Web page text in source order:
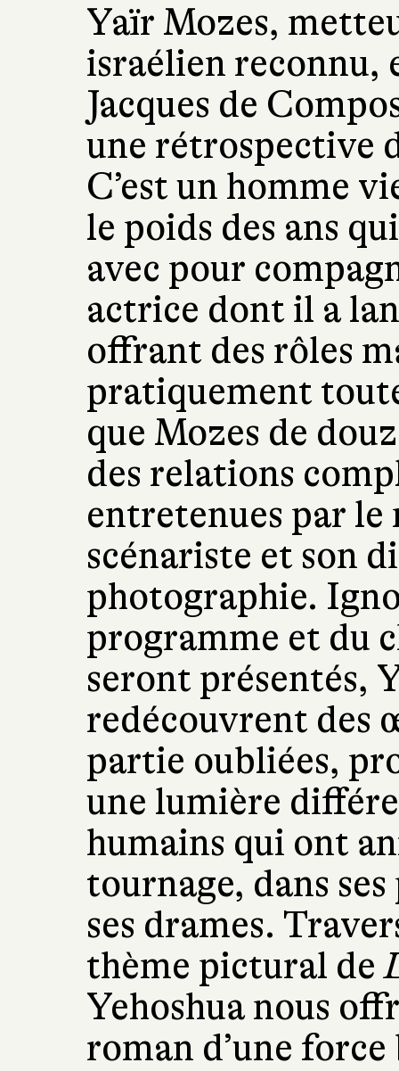
Yaïr Mozes,
israélien reconnu,
Jacques de
une rétrospective
C’est un homme
le poids des ans
avec pour
actrice dont il a
offrant des rôles
pratiquement
que Mozes de
des relations
entretenues par le
scénariste et son
photographie.
programme et du
seront présentés,
redécouvrent des
partie oubliées,
une lumière
humains qui ont
tournage, dans
ses drames.
thème pictural de
Yehoshua nous
roman d’une